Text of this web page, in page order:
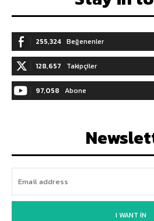
255,324 Beğenenler
128,657 Takipçiler
97,058 Abone
I WANT IN